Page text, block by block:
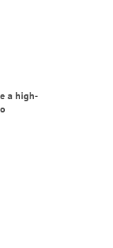
a high-